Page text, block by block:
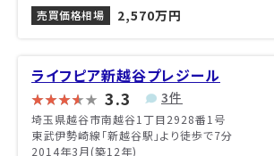
売買価格相場
2,570万円
ライフピア新越谷プレジール
3.3 3件
埼玉県越谷市南越谷1丁目2928番1号
東武伊勢崎線「新越谷駅」より徒歩で7分
2014年3月(築12年)